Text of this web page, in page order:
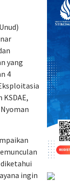
yang
4
ingin